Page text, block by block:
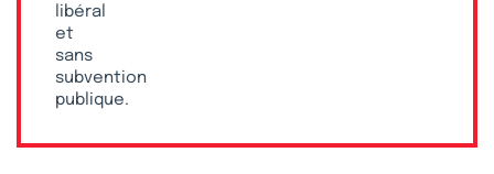
libéral
et
sans
subvention
publique.